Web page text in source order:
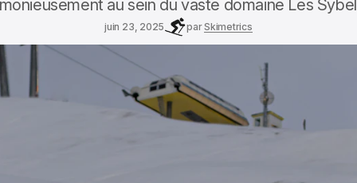
au sein du vaste domaine Les
juin 23, 2025 parSkimetrics